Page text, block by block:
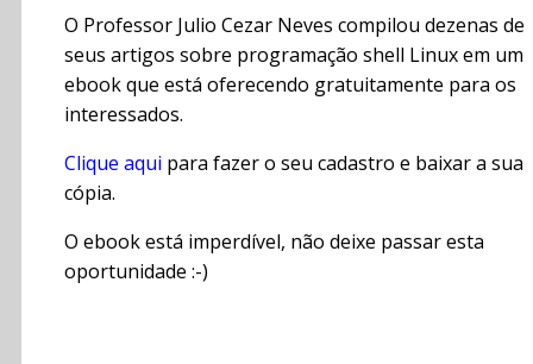
O Professor Julio Cezar Neves compilou dezenas de
seus artigos sobre programação shell Linux em um
ebook que está oferecendo gratuitamente para os
interessados.
Clique aqui para fazer o seu cadastro e baixar a sua
cópia.
O ebook está imperdível, não deixe passar esta
oportunidade :-)